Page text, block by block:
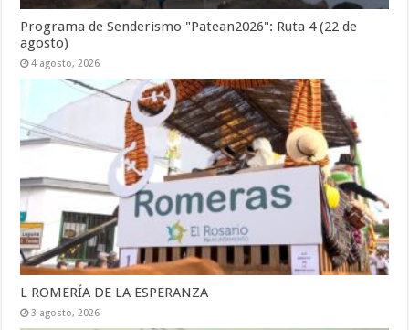
Programa de Senderismo "Patean2026": Ruta 4 (22 de
agosto)
4 agosto, 2026
L ROMERÍA DE LA ESPERANZA
3 agosto, 2026